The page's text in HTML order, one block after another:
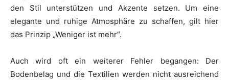
den Stil unterstützen und Akzente setzen. Um eine
elegante und ruhige Atmosphäre zu schaffen, gilt hier
das Prinzip „Weniger ist mehr“.
Auch wird oft ein weiterer Fehler begangen: Der
Bodenbelag und die Textilien werden nicht ausreichend